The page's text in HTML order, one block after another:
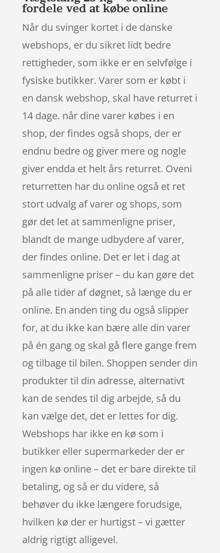
fordele ved at købe online
Når du svinger kortet i de danske
webshops, er du sikret lidt bedre
rettigheder, som ikke er en selvfølge i
fysiske butikker. Varer som er købt i
en dansk webshop, skal have returret i
14 dage. når dine varer købes i en
shop, der findes også shops, der er
endnu bedre og giver mere og nogle
giver endda et helt års returret. Oveni
returretten har du online også et ret
stort udvalg af varer og shops, som
gør det let at sammenligne priser,
blandt de mange udbydere af varer,
der findes online. Det er let i dag at
sammenligne priser – du kan gøre det
på alle tider af døgnet, så længe du er
online. En anden ting du også slipper
for, at du ikke kan bære alle din varer
på én gang og skal gå flere gange frem
og tilbage til bilen. Shoppen sender din
produkter til din adresse, alternativt
kan de sendes til dig arbejde, så du
kan vælge det, det er lettes for dig.
Webshops har ikke en kø som i
butikker eller supermarkeder der er
ingen kø online – det er bare direkte til
betaling, og så er du videre, så
behøver du ikke længere forudsige,
hvilken kø der er hurtigst – vi gætter
aldrig rigtigt alligevel.